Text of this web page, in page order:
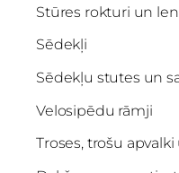
Stūres rokturi un
Sēdekļi
Sēdekļu stutes un
Velosipēdu rāmji
Troses, trošu